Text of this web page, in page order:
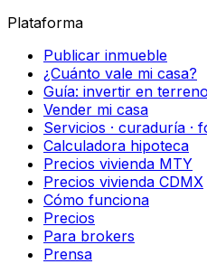
Plataforma
Publicar inmueble
¿Cuánto vale mi casa?
Guía: invertir en
Vender mi casa
Servicios · curaduría ·
Calculadora hipoteca
Precios vivienda MTY
Precios vivienda CDMX
Cómo funciona
Precios
Para brokers
Prensa